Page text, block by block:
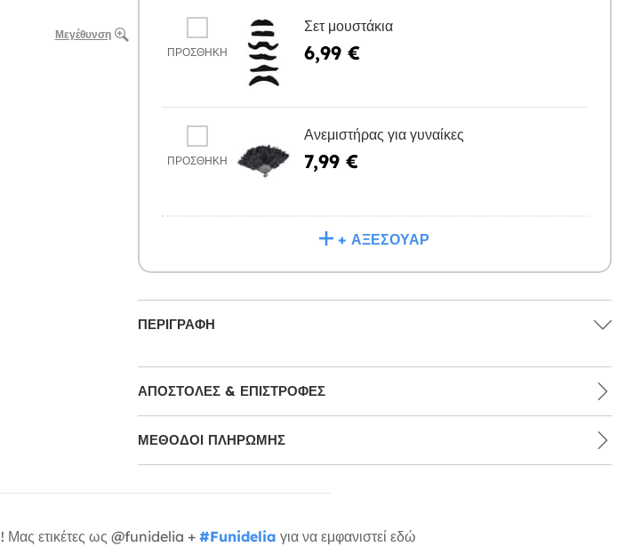
Μεγέθυνση
ΠΡΟΣΘΉΚΗ
Σετ μουστάκια
6,99 €
ΠΡΟΣΘΉΚΗ
Ανεμιστήρας για γυναίκες
7,99 €
+ ΑΞΕΣΟΥΆΡ
ΠΕΡΙΓΡΑΦΉ
ΑΠΟΣΤΟΛΈΣ & ΕΠΙΣΤΡΟΦΈΣ
ΜΕΘΌΔΟΙ ΠΛΗΡΩΜΉΣ
! Μας ετικέτες ως @funidelia + #Funidelia για να εμφανιστεί εδώ